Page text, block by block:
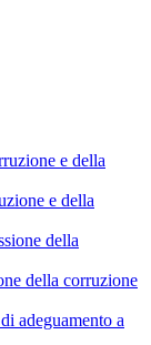
e della
e della
della
della corruzione
adeguamento a